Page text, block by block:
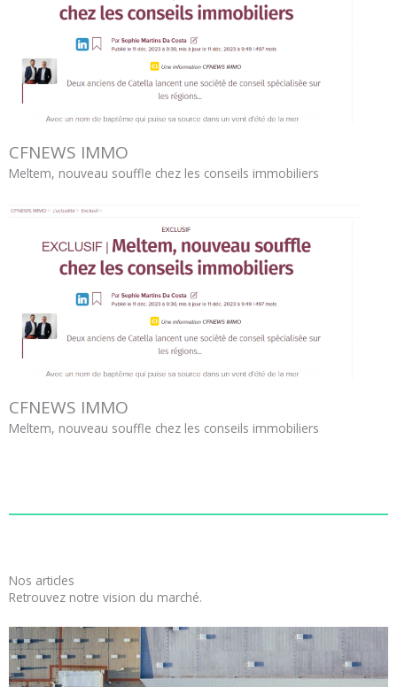
CFNEWS IMMO
Meltem, nouveau souffle chez les conseils immobiliers
CFNEWS IMMO
Meltem, nouveau souffle chez les conseils immobiliers
Nos articles
Retrouvez notre vision du marché.